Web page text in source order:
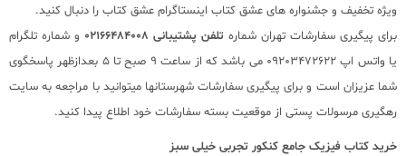
ویژه تخفیف و جشنواره های عشق کتاب اینستاگرام عشق کتاب را دنبال کنید.
برای پیگیری سفارشات تهران شماره تلفن پشتیبانی 02166484008
و شماره تلگرام
یا واتس اپ 09203472622 می باشد که از ساعت 9 صبح تا 5 بعدازظهر پاسخگوی
شما عزیزان است و برای پیگیری سفارشات شهرستانها میتوانید با مراجعه به سایت
رهگیری مرسولات پستی از موقعیت بسته سفارشات خود اطلاع پیدا کنید.
خرید کتاب فیزیک جامع کنکور تجربی خیلی سبز